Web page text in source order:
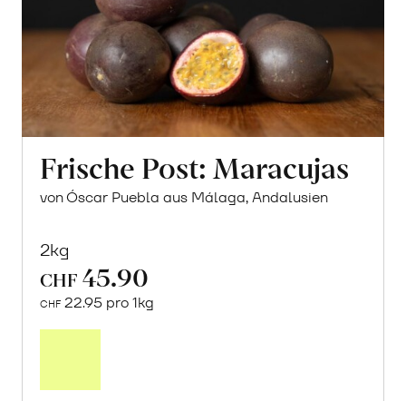
Frische Post: Maracujas
von Óscar Puebla aus Málaga, Andalusien
2kg
CHF 45.90
CHF 22.95 pro 1kg